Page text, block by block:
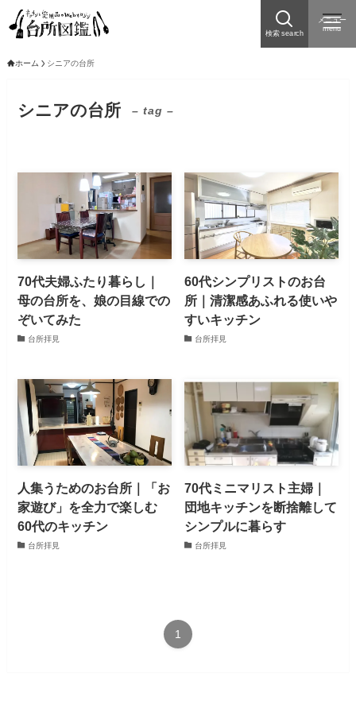
検索 search
メニュー
menu
ホーム シニアの台所
シニアの台所 – tag –
70代夫婦ふたり暮らし｜
母の台所を、娘の目線での
ぞいてみた
台所拝見
60代シンプリストのお台
所｜清潔感あふれる使いや
すいキッチン
台所拝見
人集うためのお台所｜「お
家遊び」を全力で楽しむ
60代のキッチン
台所拝見
70代ミニマリスト主婦｜
団地キッチンを断捨離して
シンプルに暮らす
台所拝見
1